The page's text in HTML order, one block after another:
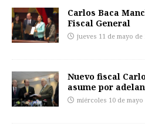
Carlos Baca
Fiscal General
jueves 11 de mayo de
Nuevo fiscal
asume por
miércoles 10 de mayo